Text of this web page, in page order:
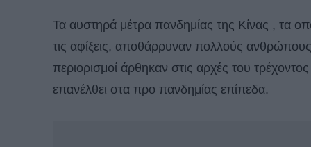
Τα αυστηρά μέτρα πανδημίας της Κίνας , τα
τις αφίξεις, αποθάρρυναν πολλούς
περιορισμοί άρθηκαν στις αρχές του
επανέλθει στα προ πανδημίας επίπεδα.